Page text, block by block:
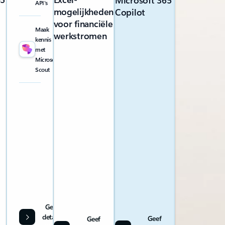
Copilot
Geef
mogelijkheden
voor financiële
werkstromen
Geef
API's
Maak
kennis
met
Microsoft
Scout
Geef
details